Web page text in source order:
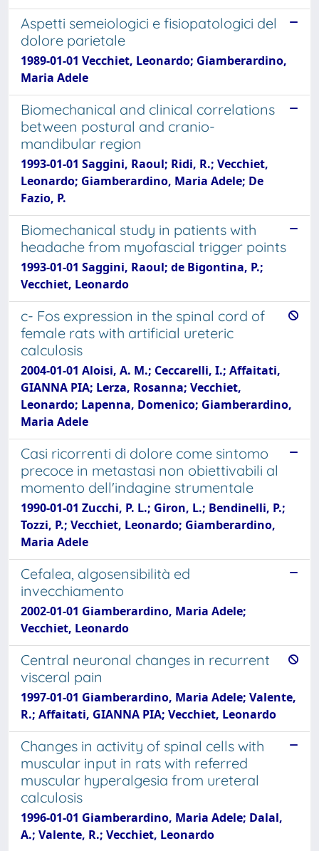
Aspetti semeiologici e fisiopatologici del
dolore parietale
1989-01-01 Vecchiet, Leonardo; Giamberardino,
Maria Adele
Biomechanical and clinical correlations
between postural and cranio-
mandibular region
1993-01-01 Saggini, Raoul; Ridi, R.; Vecchiet,
Leonardo; Giamberardino, Maria Adele; De
Fazio, P.
Biomechanical study in patients with
headache from myofascial trigger points
1993-01-01 Saggini, Raoul; de Bigontina, P.;
Vecchiet, Leonardo
c- Fos expression in the spinal cord of
female rats with artificial ureteric
calculosis
2004-01-01 Aloisi, A. M.; Ceccarelli, I.; Affaitati,
GIANNA PIA; Lerza, Rosanna; Vecchiet,
Leonardo; Lapenna, Domenico; Giamberardino,
Maria Adele
Casi ricorrenti di dolore come sintomo
precoce in metastasi non obiettivabili al
momento dell'indagine strumentale
1990-01-01 Zucchi, P. L.; Giron, L.; Bendinelli, P.;
Tozzi, P.; Vecchiet, Leonardo; Giamberardino,
Maria Adele
Cefalea, algosensibilità ed
invecchiamento
2002-01-01 Giamberardino, Maria Adele;
Vecchiet, Leonardo
Central neuronal changes in recurrent
visceral pain
1997-01-01 Giamberardino, Maria Adele; Valente,
R.; Affaitati, GIANNA PIA; Vecchiet, Leonardo
Changes in activity of spinal cells with
muscular input in rats with referred
muscular hyperalgesia from ureteral
calculosis
1996-01-01 Giamberardino, Maria Adele; Dalal,
A.; Valente, R.; Vecchiet, Leonardo